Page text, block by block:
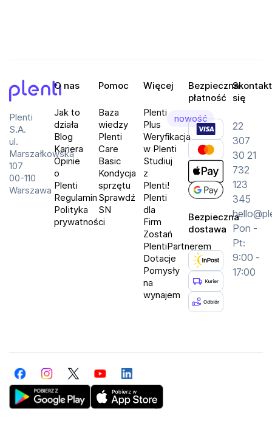
Plenti
S.A.
ul.
Marszałkowska
107
00-110
Warszawa
O nas
Jak to
działa
Blog
Kariera
Opinie
o
Plenti
Regulamin
Polityka
prywatności
Pomoc
Baza
wiedzy
Plenti
Care
Basic
Kondycja
sprzętu
Sprawdź
SN
Więcej
Plenti
Plus
nowość
Weryfikacja
w Plenti
Studiuj
z
Plenti!
Plenti
dla
Firm
Zostań
PlentiPartnerem
Dotacje
Pomysły
na
wynajem
Bezpieczna
płatność
Bezpieczna
dostawa
się
22
307
30 21
732
123
345
Pon -
Pt:
9:00 -
17:00
FacebookInstagramTwitterYouTubeLinkedIn